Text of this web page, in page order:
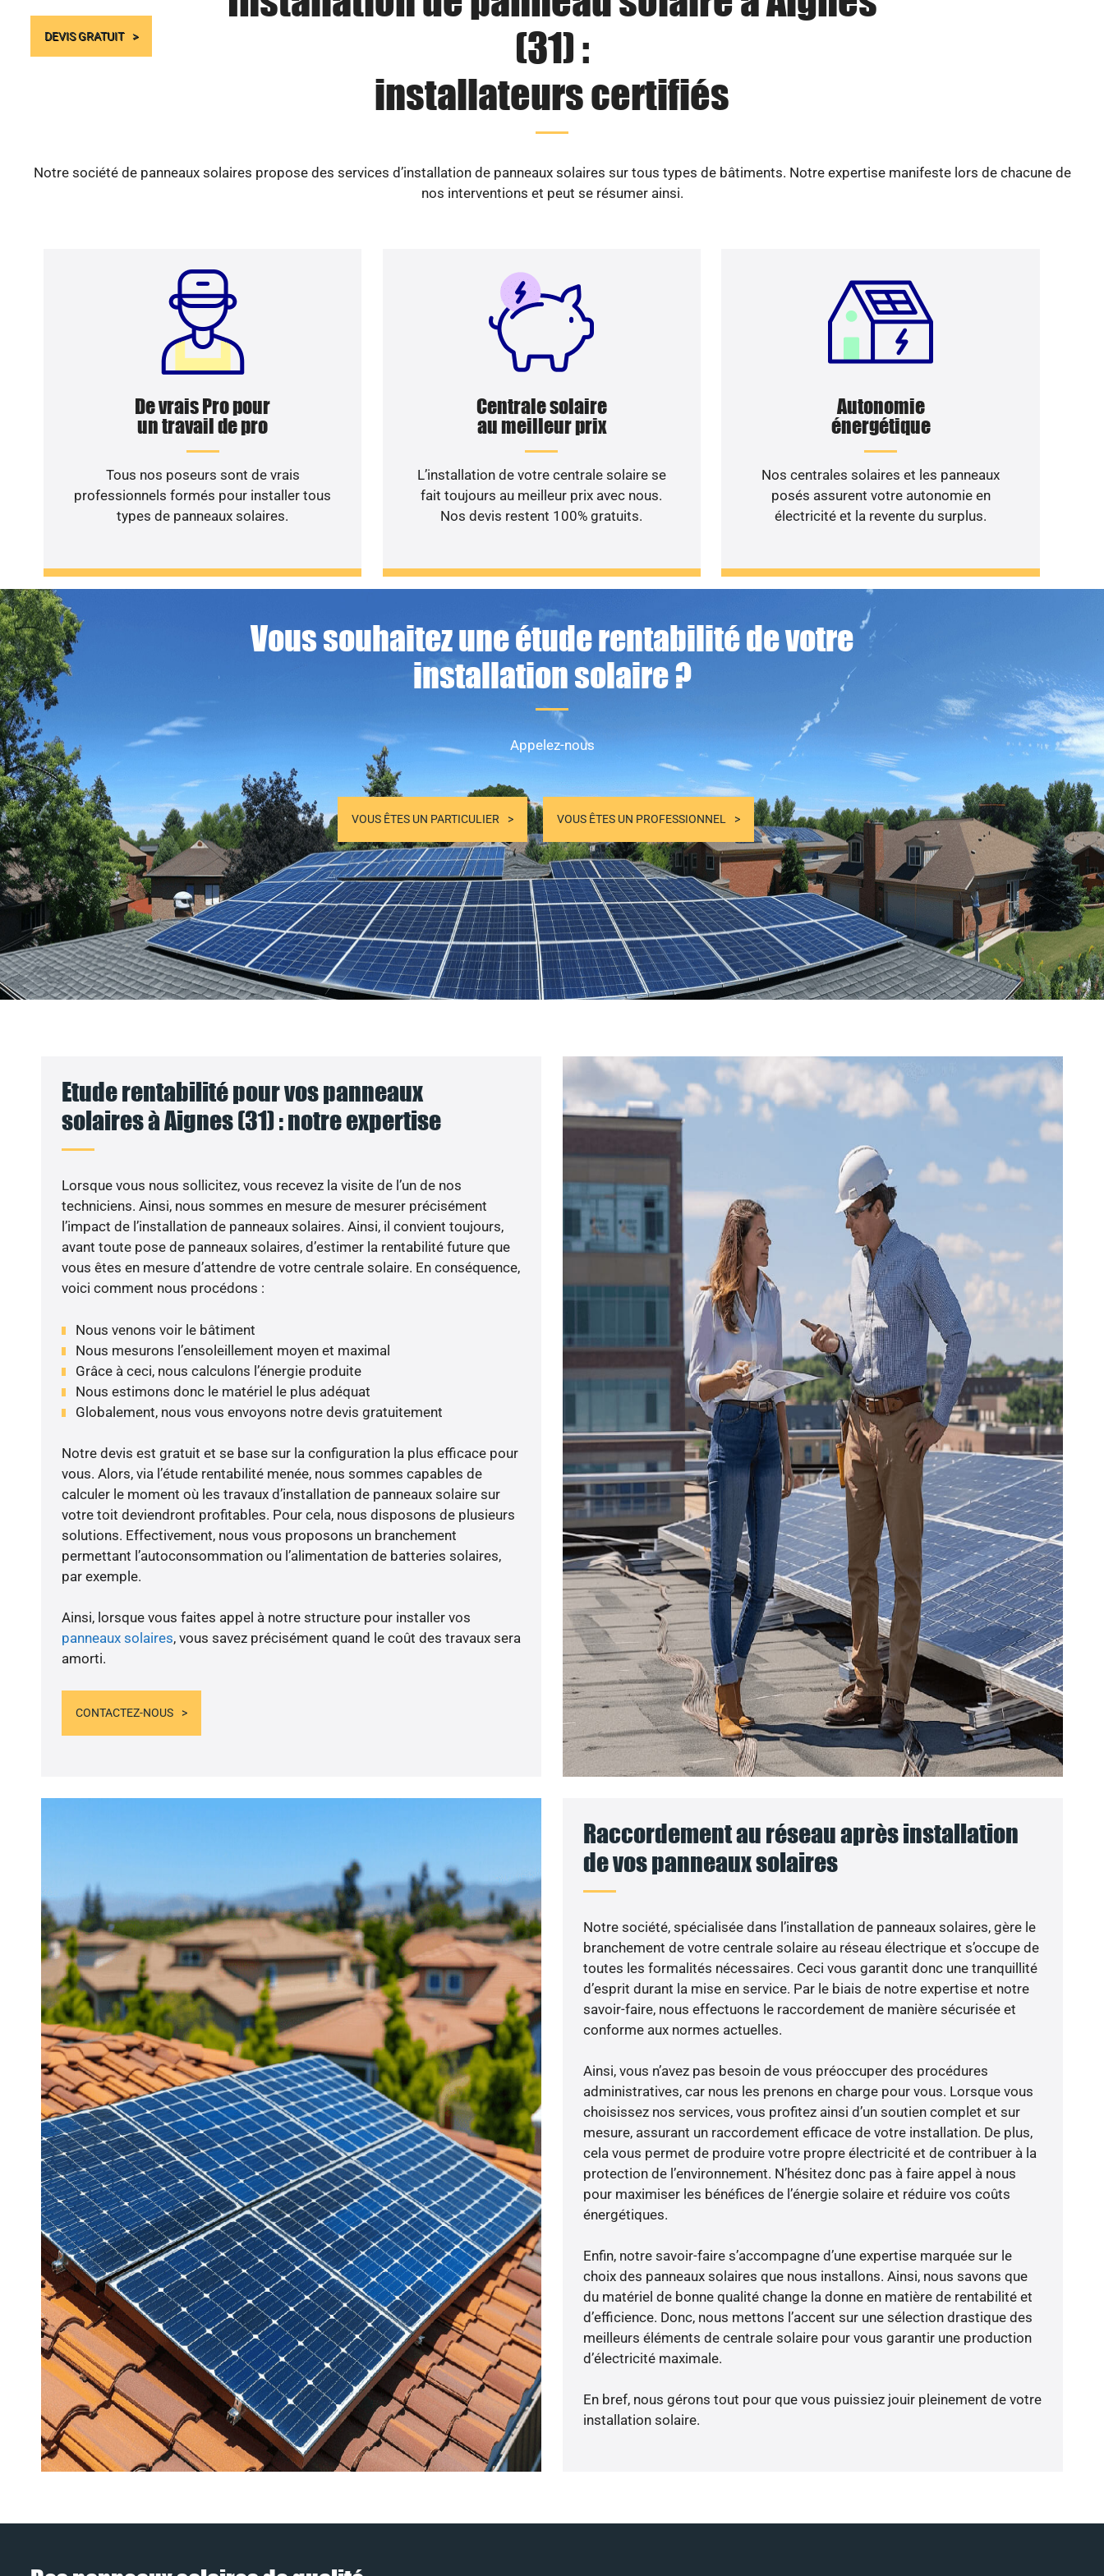
DEVIS GRATUIT
(31) :
installateurs certifiés
Notre société de panneaux solaires propose des services d’installation de panneaux solaires sur tous types de bâtiments. Notre expertise manifeste lors de chacune de
nos interventions et peut se résumer ainsi.
De vrais Pro pour
un travail de pro
Tous nos poseurs sont de vrais
professionnels formés pour installer tous
types de panneaux solaires.
Centrale solaire
au meilleur prix
L’installation de votre centrale solaire se
fait toujours au meilleur prix avec nous.
Nos devis restent 100% gratuits.
Autonomie
énergétique
Nos centrales solaires et les panneaux
posés assurent votre autonomie en
électricité et la revente du surplus.
Vous souhaitez une étude rentabilité de votre
installation solaire ?
Appelez-nous
VOUS ÊTES UN PARTICULIER VOUS ÊTES UN PROFESSIONNEL
Etude rentabilité pour vos panneaux
solaires à Aignes (31) : notre expertise
Lorsque vous nous sollicitez, vous recevez la visite de l’un de nos
techniciens. Ainsi, nous sommes en mesure de mesurer précisément
l’impact de l’installation de panneaux solaires. Ainsi, il convient toujours,
avant toute pose de panneaux solaires, d’estimer la rentabilité future que
vous êtes en mesure d’attendre de votre centrale solaire. En conséquence,
voici comment nous procédons :
Nous venons voir le bâtiment
Nous mesurons l’ensoleillement moyen et maximal
Grâce à ceci, nous calculons l’énergie produite
Nous estimons donc le matériel le plus adéquat
Globalement, nous vous envoyons notre devis gratuitement
Notre devis est gratuit et se base sur la configuration la plus efficace pour
vous. Alors, via l’étude rentabilité menée, nous sommes capables de
calculer le moment où les travaux d’installation de panneaux solaire sur
votre toit deviendront profitables. Pour cela, nous disposons de plusieurs
solutions. Effectivement, nous vous proposons un branchement
permettant l’autoconsommation ou l’alimentation de batteries solaires,
par exemple.
Ainsi, lorsque vous faites appel à notre structure pour installer vos
panneaux solaires, vous savez précisément quand le coût des travaux sera
amorti.
CONTACTEZ-NOUS
Raccordement au réseau après installation
de vos panneaux solaires
Notre société, spécialisée dans l’installation de panneaux solaires, gère le
branchement de votre centrale solaire au réseau électrique et s’occupe de
toutes les formalités nécessaires. Ceci vous garantit donc une tranquillité
d’esprit durant la mise en service. Par le biais de notre expertise et notre
savoir-faire, nous effectuons le raccordement de manière sécurisée et
conforme aux normes actuelles.
Ainsi, vous n’avez pas besoin de vous préoccuper des procédures
administratives, car nous les prenons en charge pour vous. Lorsque vous
choisissez nos services, vous profitez ainsi d’un soutien complet et sur
mesure, assurant un raccordement efficace de votre installation. De plus,
cela vous permet de produire votre propre électricité et de contribuer à la
protection de l’environnement. N’hésitez donc pas à faire appel à nous
pour maximiser les bénéfices de l’énergie solaire et réduire vos coûts
énergétiques.
Enfin, notre savoir-faire s’accompagne d’une expertise marquée sur le
choix des panneaux solaires que nous installons. Ainsi, nous savons que
du matériel de bonne qualité change la donne en matière de rentabilité et
d’efficience. Donc, nous mettons l’accent sur une sélection drastique des
meilleurs éléments de centrale solaire pour vous garantir une production
d’électricité maximale.
En bref, nous gérons tout pour que vous puissiez jouir pleinement de votre
installation solaire.